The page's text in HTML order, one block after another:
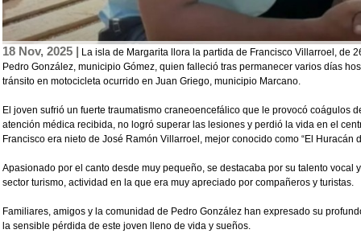
18 Nov, 2025 | La isla de Margarita llora la partida de Francisco Villarroel, de
Pedro González, municipio Gómez, quien falleció tras permanecer varios días
tránsito en motocicleta ocurrido en Juan Griego, municipio Marcano.
El joven sufrió un fuerte traumatismo craneoencefálico que le provocó coágulos
atención médica recibida, no logró superar las lesiones y perdió la vida en el
Francisco era nieto de José Ramón Villarroel, mejor conocido como “El Huracán
Apasionado por el canto desde muy pequeño, se destacaba por su talento vocal
sector turismo, actividad en la que era muy apreciado por compañeros y turistas.
Familiares, amigos y la comunidad de Pedro González han expresado su
la sensible pérdida de este joven lleno de vida y sueños.